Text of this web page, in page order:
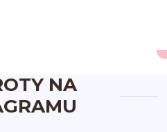
NA